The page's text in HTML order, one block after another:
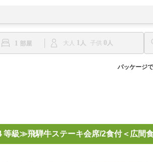
1 大人 1 子供 0
パッケージ
級≫飛騨牛ステーキ会席/2食付＜広間